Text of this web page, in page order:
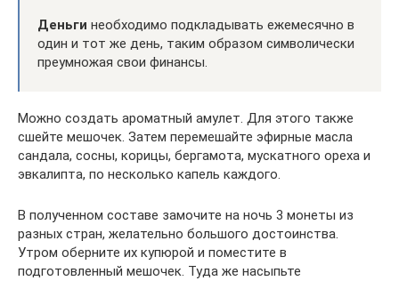
Деньги необходимо подкладывать ежемесячно в
один и тот же день, таким образом символически
преумножая свои финансы.
Можно создать ароматный амулет. Для этого также
сшейте мешочек. Затем перемешайте эфирные масла
сандала, сосны, корицы, бергамота, мускатного ореха и
эвкалипта, по несколько капель каждого.
В полученном составе замочите на ночь 3 монеты из
разных стран, желательно большого достоинства.
Утром оберните их купюрой и поместите в
подготовленный мешочек. Туда же насыпьте